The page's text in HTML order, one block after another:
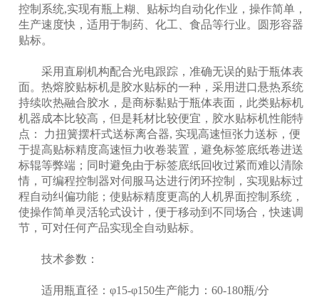
控制系统,实现有瓶上糊、贴标均自动化作业，操作简单，
生产速度快，适用于制药、化工、食品等行业。圆形容器
贴标。
采用直刷机构配合光电跟踪，准确无误的贴于瓶体表
面。热熔胶贴标机是胶水贴标的一种，采用进口悬热系统
持续吹热融合胶水，是商标黏贴于瓶体表面，此类贴标机
机器成本比较高，但是耗材比较便宜，胶水贴标机性能特
点： 力扭簧摆杆式送标离合器, 实现高速恒张力送标，便
于提高贴标精度高速恒力收卷装置，避免标签底纸卷进送
标辊等弊端；同时避免由于标签底纸回收过紧而难以清除
情，可编程控制器对伺服马达进行闭环控制，实现贴标过
程自动纠偏功能；使贴标精度更高的人机界面控制系统，
使操作简单灵活轮式设计，便于移动到不同场合，快速调
节，可对任何产品实现全自动贴标。
技术参数：
适用瓶直径：φ15-φ150生产能力：60-180瓶/分